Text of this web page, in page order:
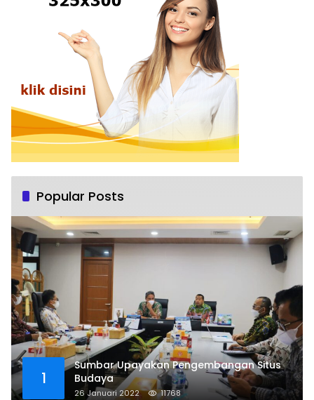
Popular Posts
1
Sumbar Upayakan Pengembangan Situs
Budaya
26 Januari 2022 11768